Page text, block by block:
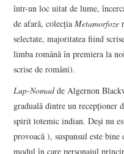
NUMĂRUL 49 /
APRILIE 2018
într-un loc uitat de lume,
de afară, colecțiaMetamorfoze
selectate, majoritatea fiind
limba română în premiera la
scrise de români).
Lup-Nomadde Algernon
graduală dintre un recepționer
spirit totemic indian. Deși nu
provoacă ), suspansul este bine
modul în care personajul